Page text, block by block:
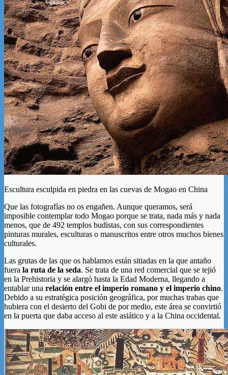
Escultura esculpida en piedra en las cuevas de Mogao en China
Que las fotografías no os engañen. Aunque queramos, será
imposible contemplar todo Mogao porque se trata, nada más y nada
menos, que de 492 templos budistas, con sus correspondientes
pinturas murales, esculturas o manuscritos entre otros muchos bienes
culturales.
Las grutas de las que os hablamos están sitiadas en la que antaño
fuera la ruta de la seda. Se trata de una red comercial que se tejió
en la Prehistoria y se alargó hasta la Edad Moderna, llegando a
entablar una relación entre el imperio romano y el imperio chino.
Debido a su estratégica posición geográfica, por muchas trabas que
hubiera con el desierto del Gobi de por medio, este área se convirtió
en la puerta que daba acceso al este asiático y a la China occidental.